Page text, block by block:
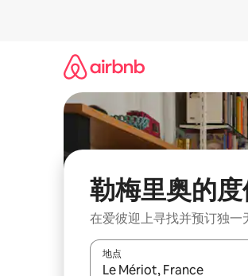
勒梅里奥的
在爱彼迎上寻找并预订独一
地点
如有搜索结果，请使用上下